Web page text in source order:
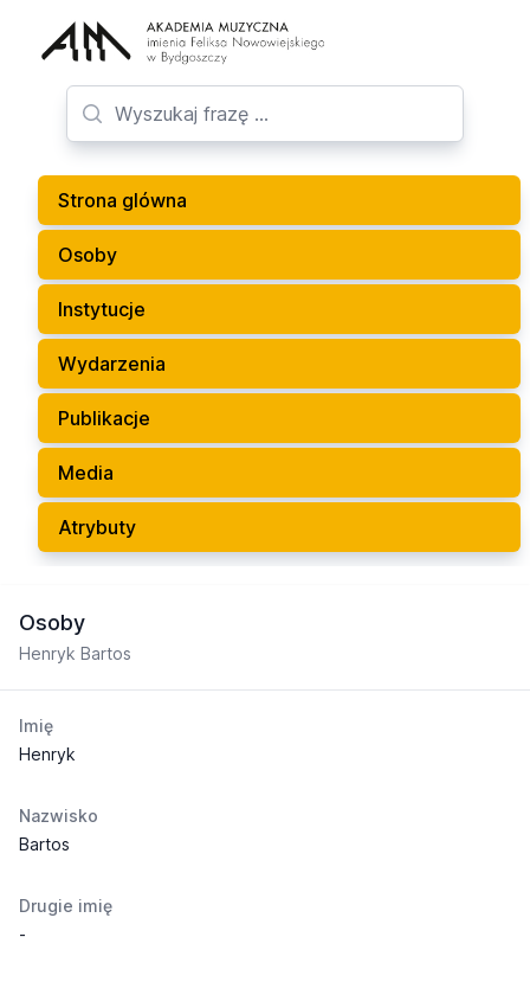
Strona glówna
Osoby
Instytucje
Wydarzenia
Publikacje
Media
Atrybuty
Osoby
Henryk Bartos
Imię
Henryk
Nazwisko
Bartos
Drugie imię
-